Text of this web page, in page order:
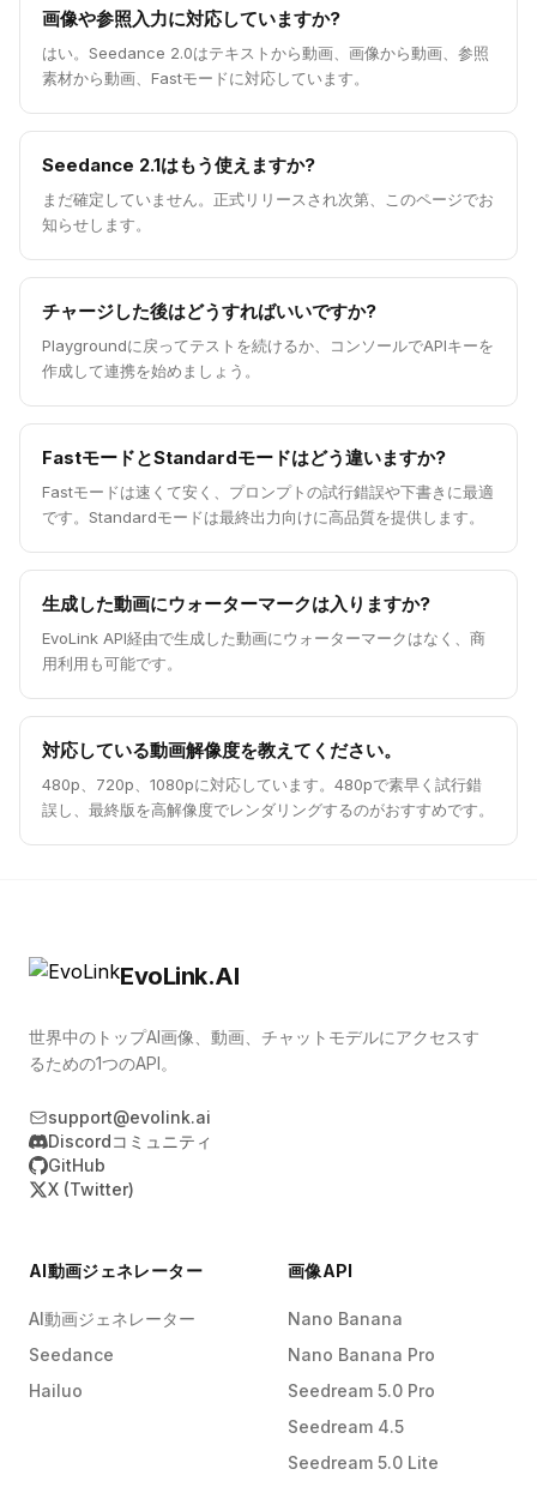
画像や参照入力に対応していますか?
はい。Seedance 2.0はテキストから動画、画像から動画、参照
素材から動画、Fastモードに対応しています。
Seedance 2.1はもう使えますか?
まだ確定していません。正式リリースされ次第、このページでお
知らせします。
チャージした後はどうすればいいですか?
Playgroundに戻ってテストを続けるか、コンソールでAPIキーを
作成して連携を始めましょう。
FastモードとStandardモードはどう違いますか?
Fastモードは速くて安く、プロンプトの試行錯誤や下書きに最適
です。Standardモードは最終出力向けに高品質を提供します。
生成した動画にウォーターマークは入りますか?
EvoLink API経由で生成した動画にウォーターマークはなく、商
用利用も可能です。
対応している動画解像度を教えてください。
480p、720p、1080pに対応しています。480pで素早く試行錯
誤し、最終版を高解像度でレンダリングするのがおすすめです。
EvoLink.AI
世界中のトップAI画像、動画、チャットモデルにアクセスす
るための1つのAPI。
support@evolink.ai
Discordコミュニティ
GitHub
X (Twitter)
AI動画ジェネレーター
AI動画ジェネレーター
Seedance
Hailuo
画像API
Nano Banana
Nano Banana Pro
Seedream 5.0 Pro
Seedream 4.5
Seedream 5.0 Lite